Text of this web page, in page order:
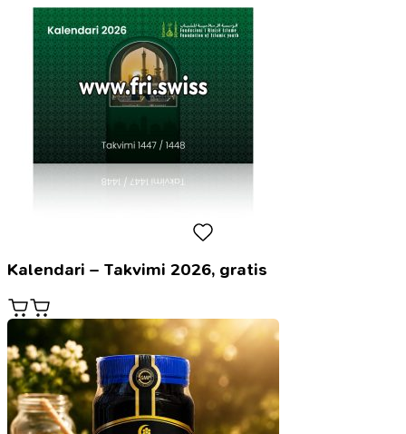
Kalendari – Takvimi 2026, gratis